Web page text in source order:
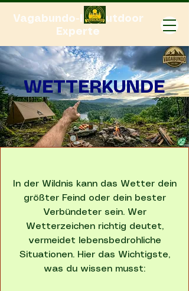
Vagabundo-Ihr Outdoor
Experte
WETTERKUNDE
In der Wildnis kann das Wetter dein
größter Feind oder dein bester
Verbündeter sein. Wer
Wetterzeichen richtig deutet,
vermeidet lebensbedrohliche
Situationen. Hier das Wichtigste,
was du wissen musst: